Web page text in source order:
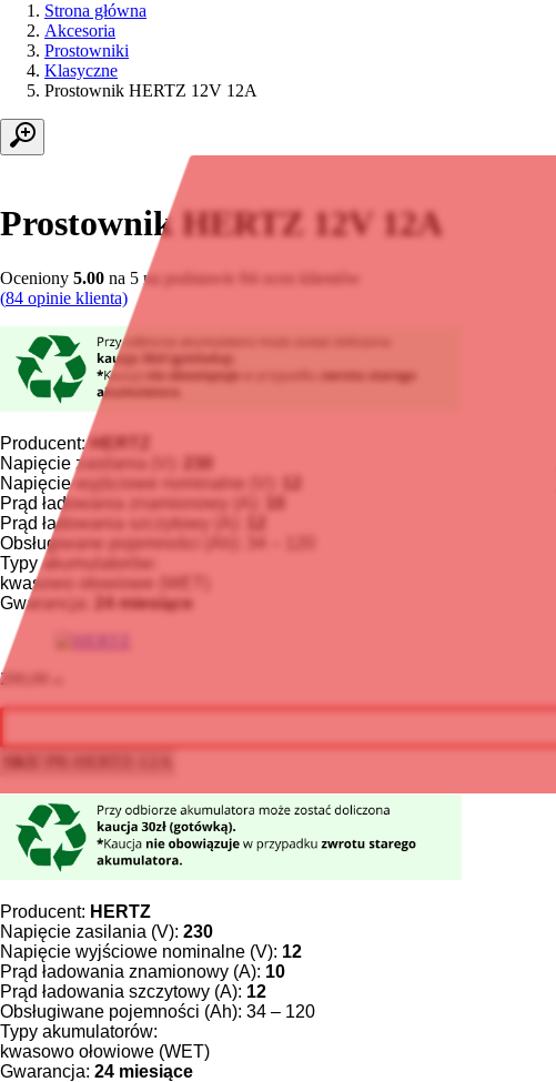
Strona główna
Akcesoria
Prostowniki
Klasyczne
Prostownik HERTZ 12V 12A
Prostownik HERTZ 12V 12A
Oceniony 5.00 na 5 na podstawie
(84 opinie klienta)
Producent:HERTZ
Napięcie zasilania (V):
Napięcie wyjściowe nominalne (V):
Prąd ładowania znamionowy (A)
Prąd ładowania szczytowy (A)
Obsługiwane pojemności (Ah): 34 – 120
Typy akumulatorów:
kwasowo ołowiowe (WET)
Gwarancja:
24 miesiące
200,00
SKU
Producent: HERTZ
Napięcie zasilania (V): 230
Napięcie wyjściowe nominalne (V): 12
Prąd ładowania znamionowy (A): 10
Prąd ładowania szczytowy (A): 12
Obsługiwane pojemności (Ah): 34 – 120
Typy akumulatorów:
kwasowo ołowiowe (WET)
Gwarancja: 24 miesiące